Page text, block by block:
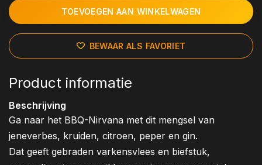
TOEVOEGEN AAN WINKELWAGEN
BEWAAR ALS FAVORIET
Product informatie
Beschrijving
Ga naar het BBQ-Nirvana met dit mengsel van
jeneverbes, kruiden, citroen, peper en gin.
Dat geeft gebraden varkensvlees en biefstuk,